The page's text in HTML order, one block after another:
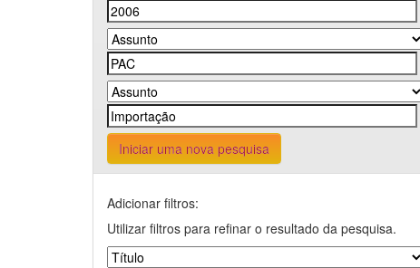
Iniciar uma nova pesquisa
Adicionar filtros:
Utilizar filtros para refinar o resultado da pesquisa.